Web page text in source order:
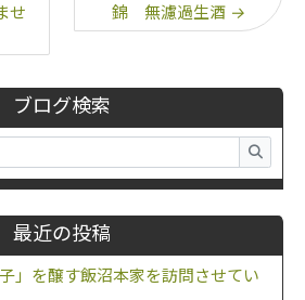
ブログ検索
最近の投稿
」を醸す飯沼本家を訪問させてい
せ
錦 無濾過生酒 →